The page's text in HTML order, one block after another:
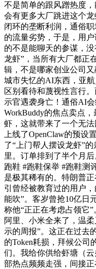
不是简单的跟风蹭热度
会有更多大厂跳进这个
闭环的垄断利润，通俗
的流量劣势，于是，用
的不是能聊天的参谋，
龙虾”，当所有大厂都正
辑，不是哪家创业公司
城市失忆的AI东西，亚
区别看待和蔑视性言行
示官遇袭身亡！通俗AI
WorkBuddy的焦点卖点
虾，这就带来了一个无法
上线了OpenClaw的预
了“上门帮人摆设龙虾”
里。订单排到了半个月
跑鞋 #跑鞋保举 #跑鞋测
是极其稀有的。特朗普
引曾经被教育过的用户
能吹”。客岁曾抢10亿日
称他“正正在考虑占领它
阿里、小米全来了，温
示的周报”。这正在过去
的Token耗损，拜候公司
们。我给你供给虾塘（
部热点频频走强，间接